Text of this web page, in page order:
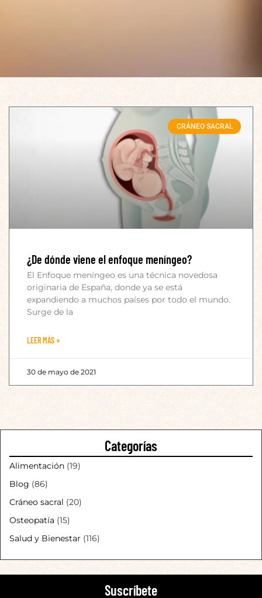
CRÁNEO SACRAL
¿De dónde viene el enfoque meníngeo?
El Enfoque meníngeo es una técnica novedosa
originaria de España, donde ya se está
expandiendo a muchos países por todo el mundo.
Surge de la
LEER MÁS »
30 de mayo de 2021
Categorías
Alimentación (19)
Blog (86)
Cráneo sacral (20)
Osteopatía (15)
Salud y Bienestar (116)
Suscríbete